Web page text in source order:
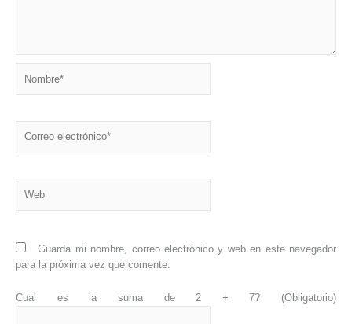
electrónico*
Guarda mi nombre, correo electrónico y web en este navegador
para la próxima vez que comente.
Cual es la suma de 2 + 7? (Obligatorio)